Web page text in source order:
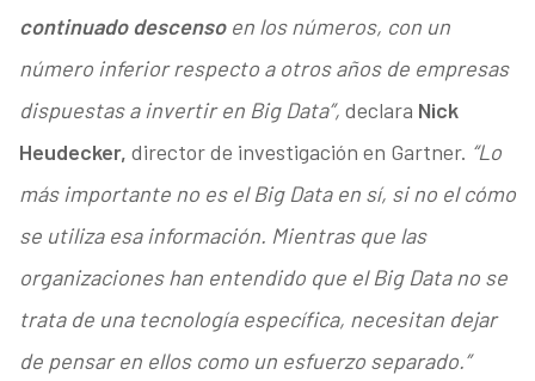
continuado descensoen los números, con un
número inferior respecto a otros años de empresas
dispuestas a invertir en Big Data”, declara Nick
Heudecker, director de investigación en Gartner. “Lo
más importante no es el Big Data en sí, si no el cómo
se utiliza esa información. Mientras que las
organizaciones han entendido que el Big Data no se
trata de una tecnología específica, necesitan dejar
de pensar en ellos como un esfuerzo separado.”